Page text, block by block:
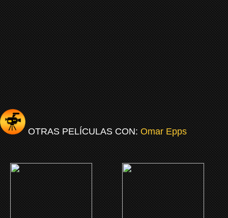
OTRAS PELÍCULAS CON:Omar Epps
(2024)
La liberación
(2022)
The Devil You Know